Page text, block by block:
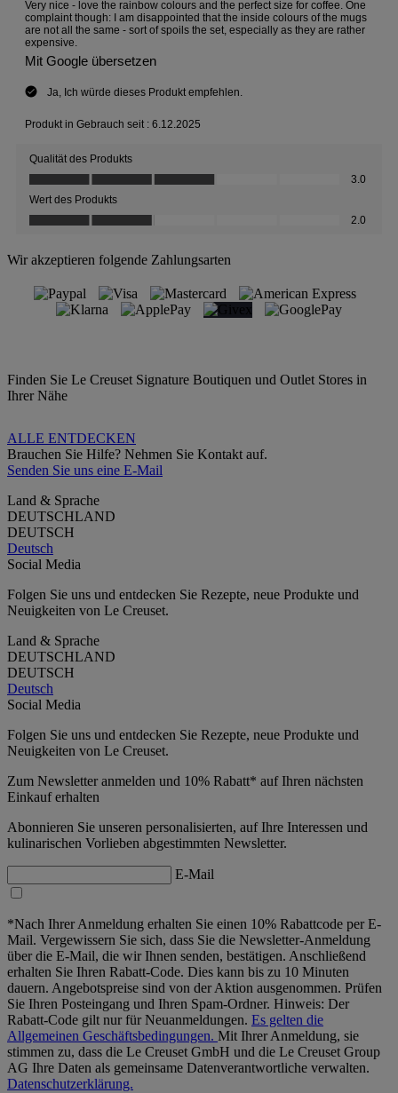
Wir akzeptieren folgende Zahlungsarten
Finden Sie Le Creuset Signature Boutiquen und Outlet Stores in
Ihrer Nähe
ALLE ENTDECKEN
Brauchen Sie Hilfe? Nehmen Sie Kontakt auf.
Senden Sie uns eine E-Mail
Land & Sprache
DEUTSCHLAND
DEUTSCH
Deutsch
Social Media
Folgen Sie uns und entdecken Sie Rezepte, neue Produkte und
Neuigkeiten von Le Creuset.
Land & Sprache
DEUTSCHLAND
DEUTSCH
Deutsch
Social Media
Folgen Sie uns und entdecken Sie Rezepte, neue Produkte und
Neuigkeiten von Le Creuset.
Zum Newsletter anmelden und 10% Rabatt* auf Ihren nächsten
Einkauf erhalten
Abonnieren Sie unseren personalisierten, auf Ihre Interessen und
kulinarischen Vorlieben abgestimmten Newsletter.
E-Mail
*Nach Ihrer Anmeldung erhalten Sie einen 10% Rabattcode per E-
Mail. Vergewissern Sie sich, dass Sie die Newsletter-Anmeldung
über die E-Mail, die wir Ihnen senden, bestätigen. Anschließend
erhalten Sie Ihren Rabatt-Code. Dies kann bis zu 10 Minuten
dauern. Angebotspreise sind von der Aktion ausgenommen. Prüfen
Sie Ihren Posteingang und Ihren Spam-Ordner. Hinweis: Der
Rabatt-Code gilt nur für Neuanmeldungen. Es gelten die
Allgemeinen Geschäftsbedingungen. Mit Ihrer Anmeldung, sie
stimmen zu, dass die Le Creuset GmbH und die Le Creuset Group
AG Ihre Daten als gemeinsame Datenverantwortliche verwalten.
Datenschutzerklärung.